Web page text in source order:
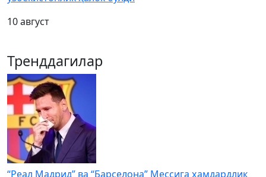
10 август
Тренддагилар
“Реал Мадрид” ва “Барселона” Мессига ҳамдардлик